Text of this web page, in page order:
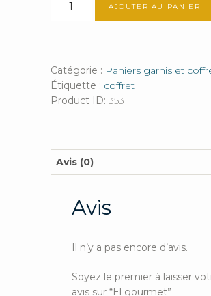
gourmet
AJOUTER AU PANIER
Catégorie : Paniers garnis et
Étiquette : coffret
Product ID: 353
Avis (0)
Avis
Il n’y a pas encore d’avis.
Soyez le premier à laisser
avis sur “El gourmet”